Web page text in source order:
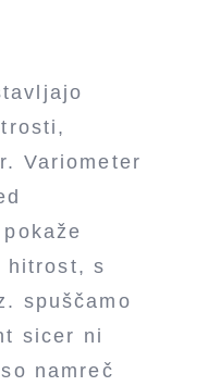
Variometer
hitrost, s
spuščamo
sicer ni
namreč